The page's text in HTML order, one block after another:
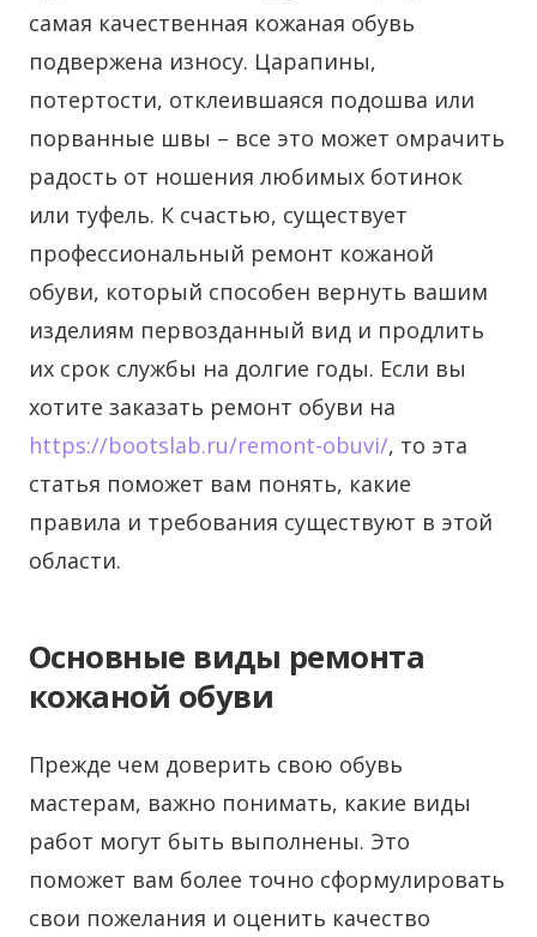
самая качественная кожаная обувь
подвержена износу. Царапины,
потертости, отклеившаяся подошва или
порванные швы – все это может омрачить
радость от ношения любимых ботинок
или туфель. К счастью, существует
профессиональный ремонт кожаной
обуви, который способен вернуть вашим
изделиям первозданный вид и продлить
их срок службы на долгие годы. Если вы
хотите заказать ремонт обуви на
https://bootslab.ru/remont-obuvi/, то эта
статья поможет вам понять, какие
правила и требования существуют в этой
области.
Основные виды ремонта
кожаной обуви
Прежде чем доверить свою обувь
мастерам, важно понимать, какие виды
работ могут быть выполнены. Это
поможет вам более точно сформулировать
свои пожелания и оценить качество